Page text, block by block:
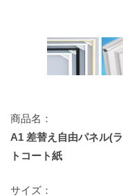
商品名：
A1 差替え自由パネル(
トコート紙
サイズ：